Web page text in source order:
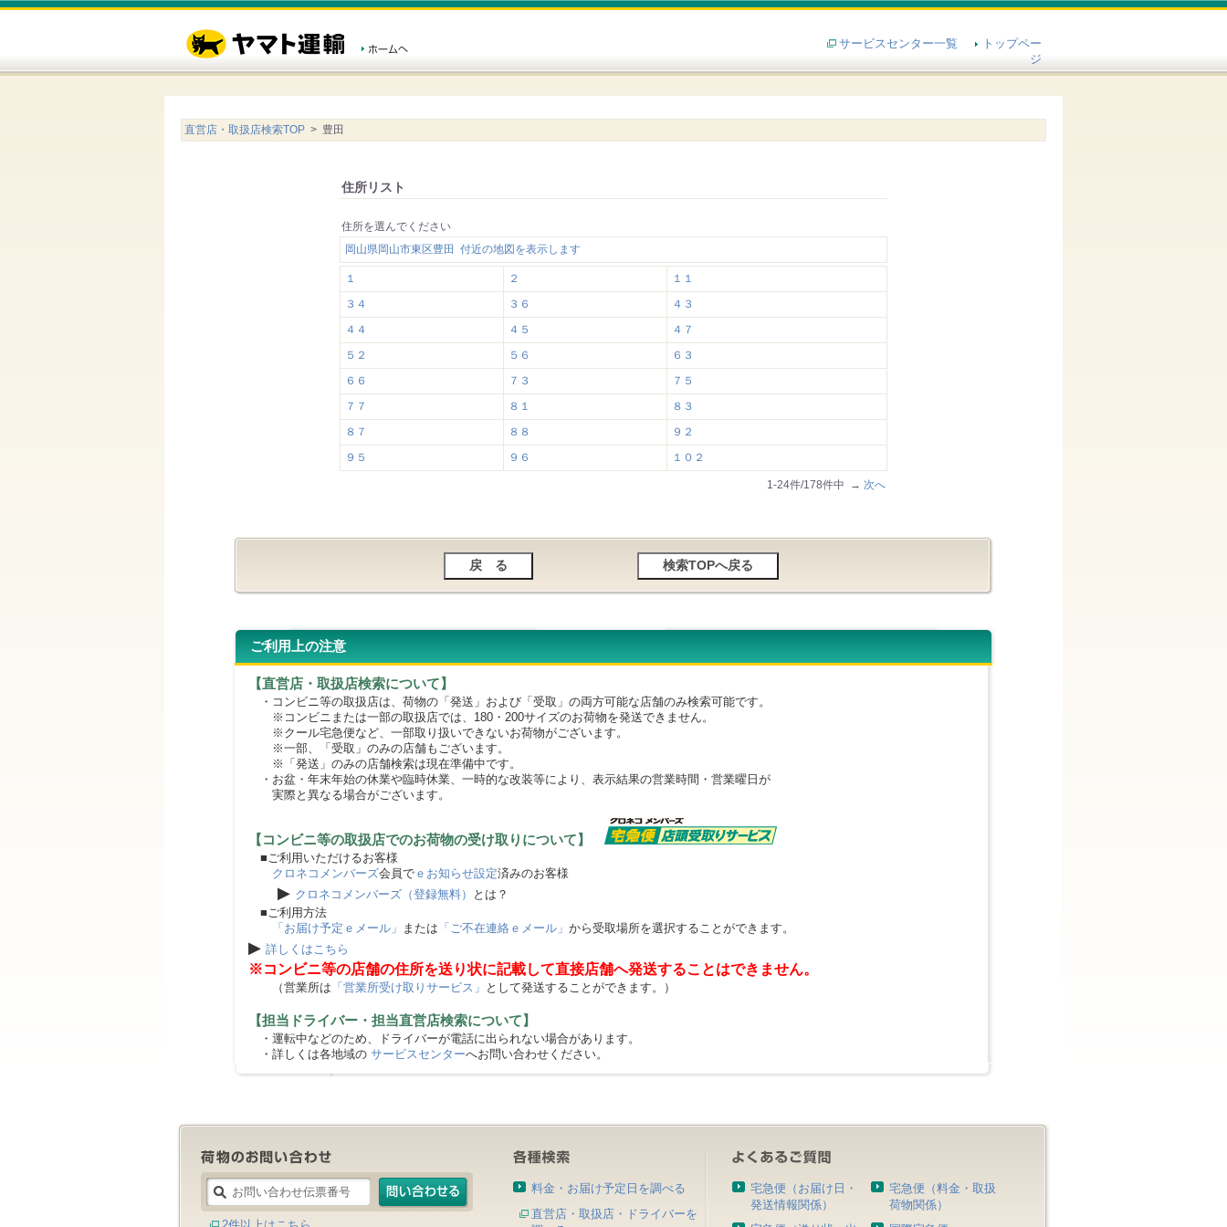
サービスセンター一覧
トップペー
ジ
直営店・取扱店検索TOP > 豊田
住所リスト
住所を選んでください
岡山県岡山市東区豊田 付近の地図を表示します
１ ２
１１
３４
３６
４３
４４
４５
４７
５２
５６
６３
６６
７３
７５
７７
８１
８３
８７
８８
９２
９５
９６ １０２
1-24件/178件中 → 次へ
ご利用上の注意
【直営店・取扱店検索について】
・コンビニ等の取扱店は、荷物の「発送」および「受取」の両方可能な店舗のみ検索可能です。
※コンビニまたは一部の取扱店では、180・200サイズのお荷物を発送できません。
※クール宅急便など、一部取り扱いできないお荷物がございます。
※一部、「受取」のみの店舗もございます。
※「発送」のみの店舗検索は現在準備中です。
・お盆・年末年始の休業や臨時休業、一時的な改装等により、表示結果の営業時間・営業曜日が
実際と異なる場合がございます。
【コンビニ等の取扱店でのお荷物の受け取りについて】
■ご利用いただけるお客様
クロネコメンバーズ会員で ｅお知らせ設定済みのお客様
▶ クロネコメンバーズ（登録無料）
とは？
■ご利用方法
「お届け予定ｅメール」 または 「ご不在連絡ｅメール」 から受取場所を選択することができます。
▶ 詳しくはこちら
※コンビニ等の店舗の住所を送り状に記載して直接店舗へ発送することはできません。
（営業所は 「営業所受け取りサービス」 として発送することができます。）
【担当ドライバー・担当直営店検索について】
・運転中などのため、ドライバーが電話に出られない場合があります。
・詳しくは各地域の サービスセンターへお問い合わせください。
料金・お届け予定日を調べる
直営店・取扱店・ドライバーを
宅急便（お届け日・
発送情報関係）
宅急便（料金・取扱
荷物関係）